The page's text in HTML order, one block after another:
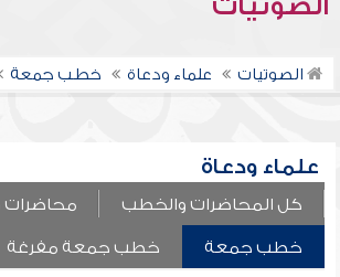
الصوتيات
الصوتيات علماء ودعاة خطب جمعة
علماء ودعاة
كل المحاضرات والخطب محاضرات
خطب جمعة خطب جمعة مفرغة